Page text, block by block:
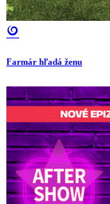
Farmár hľadá ženu